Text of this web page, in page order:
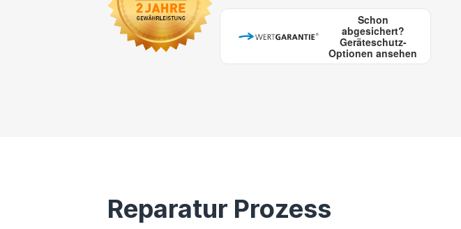
Schon
abgesichert?
Geräteschutz-
Optionen ansehen
Reparatur Prozess